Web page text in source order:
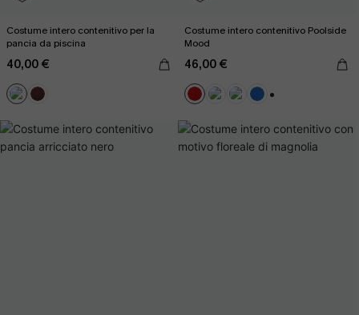
Costume intero contenitivo per la
pancia da piscina
40,00 €
Costume intero contenitivo Poolside
Mood
46,00 €